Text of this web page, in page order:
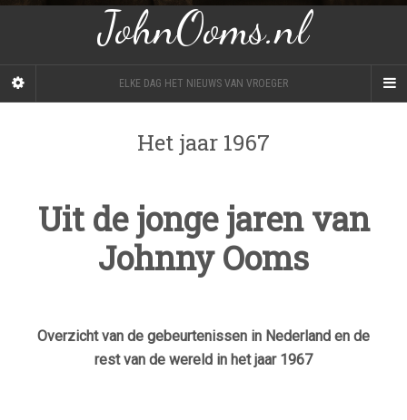
JohnOoms.nl
ELKE DAG HET NIEUWS VAN VROEGER
Het jaar 1967
Uit de jonge jaren van
Johnny Ooms
Overzicht van de gebeurtenissen in Nederland en de
rest van de wereld in het jaar 1967